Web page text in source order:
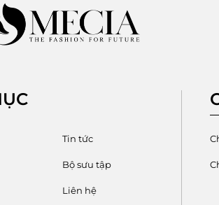
Tin tức
Bộ sưu tập
Liên hệ